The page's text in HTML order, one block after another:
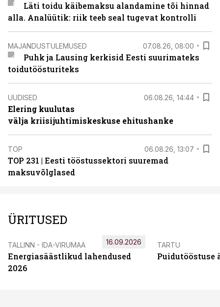
Läti toidu käibemaksu alandamine tõi hinnad
alla. Analüütik: riik teeb seal tugevat kontrolli
MAJANDUSTULEMUSED 07.08.26, 08:00
Puhk ja Lausing kerkisid Eesti suurimateks
toidutöösturiteks
UUDISED 06.08.26, 14:44
Elering kuulutas
välja kriisijuhtimiskeskuse ehitushanke
TOP 06.08.26, 13:07
TOP 231 | Eesti tööstussektori suuremad
maksuvõlglased
ÜRITUSED
TALLINN - IDA-VIRUMAA
Energiasäästlikud lahendused
2026
16.09.2026 TARTU
Puidutööstuse